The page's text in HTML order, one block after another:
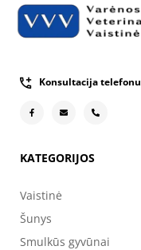
Konsultacija telefonu
KATEGORIJOS
Vaistinė
Šunys
Smulkūs gyvūnai